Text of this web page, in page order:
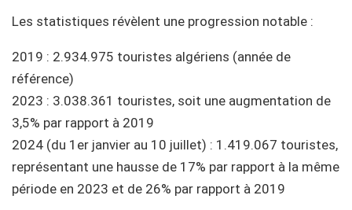
Les statistiques révèlent une progression notable :
2019 : 2.934.975 touristes algériens (année de
référence)
2023 : 3.038.361 touristes, soit une augmentation de
3,5% par rapport à 2019
2024 (du 1er janvier au 10 juillet) : 1.419.067 touristes,
représentant une hausse de 17% par rapport à la même
période en 2023 et de 26% par rapport à 2019